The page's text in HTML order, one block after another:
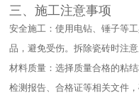
三、施工注意事项​
安全施工：使用电钻、锤子等
品，避免受伤。拆除瓷砖时注
材料质量：选择质量合格的粘
检测报告、合格证等相关文件